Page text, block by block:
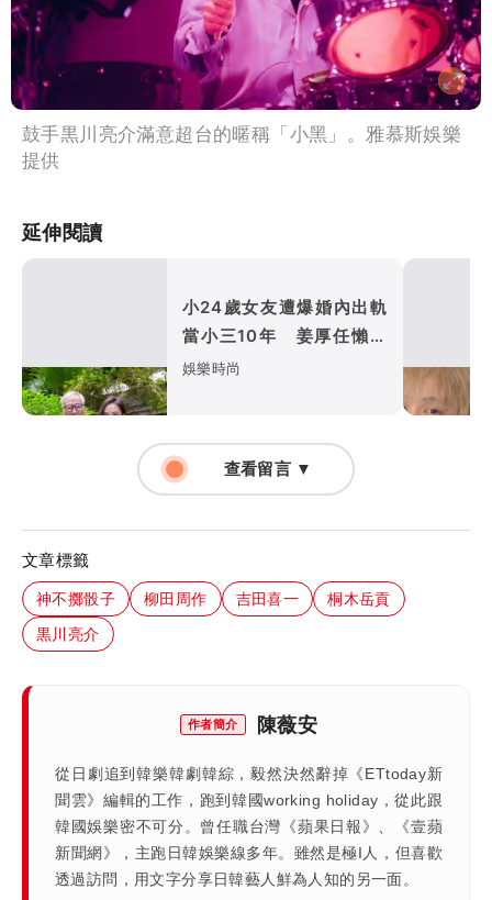
鼓手黒川亮介滿意超台的暱稱「小黑」。雅慕斯娛樂
提供
延伸閱讀
小24歲女友遭爆婚內出軌
當小三10年 姜厚任懶理
反嗆爆料者「頭腦有問題」
娛樂時尚
查看留言 ▼
文章標籤
神不擲骰子 柳田周作 吉田喜一
桐木岳貢
黒川亮介
作者簡介 陳薇安
從日劇追到韓樂韓劇韓綜，毅然決然辭掉《ETtoday新
聞雲》編輯的工作，跑到韓國working holiday，從此跟
韓國娛樂密不可分。曾任職台灣《蘋果日報》、《壹蘋
新聞網》，主跑日韓娛樂線多年。雖然是極I人，但喜歡
透過訪問，用文字分享日韓藝人鮮為人知的另一面。